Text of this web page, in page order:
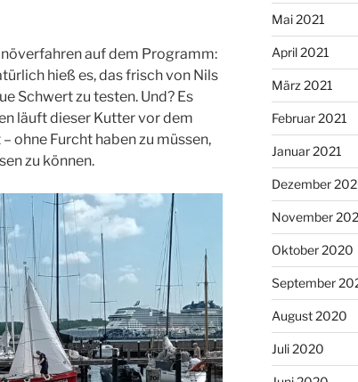
auf dem Programm:
hieß es, das frisch von Nils
Schwert zu testen. Und? Es
läuft dieser Kutter vor dem
ohne Furcht haben zu müssen,
zu können.
Mai 2021
April 2021
März 2021
Februar 2021
Januar 2021
Dezember
November
Oktober 2020
September
August 2020
Juli 2020